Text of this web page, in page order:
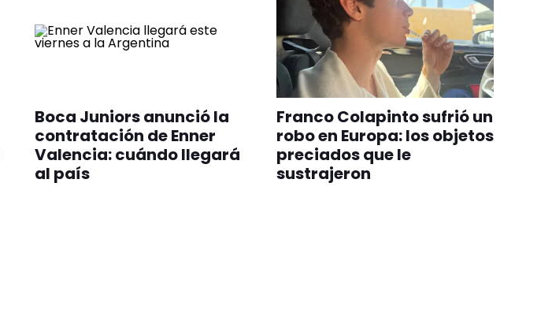
Boca Juniors anunció la
contratación de Enner
Valencia: cuándo llegará
al país
Franco Colapinto sufrió un
robo en Europa: los objetos
preciados que le
sustrajeron